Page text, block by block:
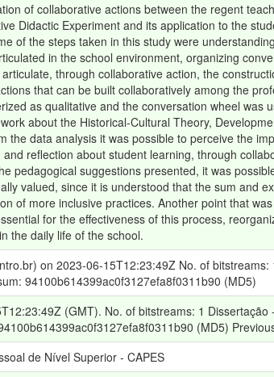
of collaborative actions between the regent
Didactic Experiment and its application to the
of the steps taken in this study were
in the school environment, organizing
through collaborative action, the
that can be built collaboratively among the
as qualitative and the conversation wheel was
about the Historical-Cultural Theory,
the data analysis it was possible to perceive the
reflection about student learning, through
pedagogical suggestions presented, it was
valued, since it is understood that the sum and
of more inclusive practices. Another point that
for the effectiveness of this process,
the daily life of the school.
on 2023-06-15T12:23:49Z No. of
94100b614399ac0f3127efa8f0311b90 (MD5)
(GMT). No. of bitstreams: 1
(MD5)
de Nível Superior - CAPES